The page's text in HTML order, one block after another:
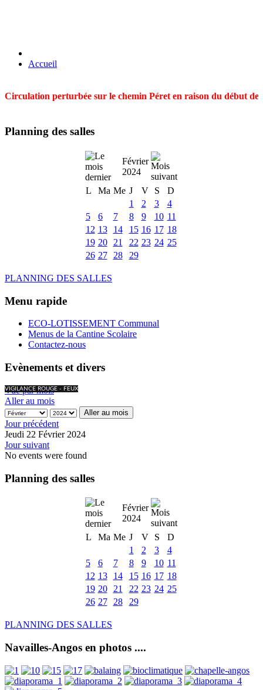
Accueil
Circulation perturbée sur le chemin Péret en raison du début
Planning des salles
Février
2024
L
Ma Me J V S
D
1
2 3
4
5
6 7 8 9 10 11
12 13 14 15 16 17 18
19 20 21 22 23 24 25
26 27 28 29
PLANNING DES SALLES
Menu rapide
ECO-LOTISSEMENT Communal
Menus de la Cantine Scolaire
Contactez-nous
Evènements et divers
VIGILANCE ROUGE - FEUX
Vue par mois
Aller au mois
Aller au mois
Jour précédent
Jeudi 22 Février 2024
Jour suivant
No events were found
Planning des salles
Février
2024
L
Ma Me J V S
D
1
2 3
4
5
6 7 8 9 10 11
12 13 14 15 16 17 18
19 20 21 22 23 24 25
26 27 28 29
PLANNING DES SALLES
Navailles-Angos en photos ....